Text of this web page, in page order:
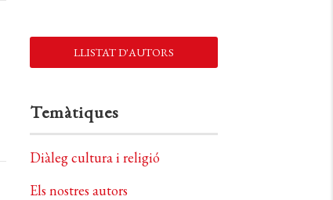
LLISTAT D'AUTORS
Temàtiques
Diàleg cultura i religió
Els nostres autors